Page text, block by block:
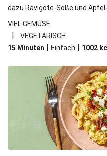
dazu Ravigote-Soße und
VIEL GEMÜSE
|
VEGETARISCH
15 Minuten | Einfach | 1002